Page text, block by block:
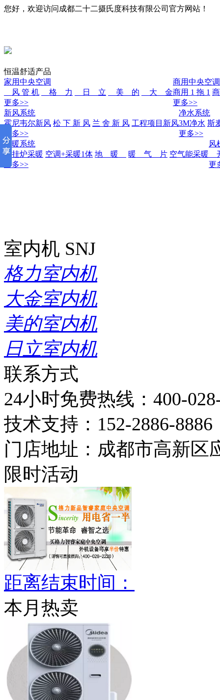
您好，欢迎访问成都二十二摄氏度科技有限公司官方网站！
恒温舒适产品
家用中央空调
风 管 机
格 力 日 立 美 的
大 金
更多>>
商用中央空调
商用 1 拖 1
更多>>
新风系统
霍尼韦尔新风 松 下 新 风 兰 舍 新 风 工程项目新风
更多>>
净水系统
3M净水 斯
更多>>
采暖系统
壁挂炉采暖 空调+采暖1体 地 暖 暖 气 片 空气能采暖
更多>>
风
更
室内机 SNJ
格力室内机
大金室内机
美的室内机
日立室内机
联系方式
24小时免费热线： 400-
技术支持： 152-2886-8886
门店地址： 成都市高新区
限时活动
距离结束时间：
本月热卖